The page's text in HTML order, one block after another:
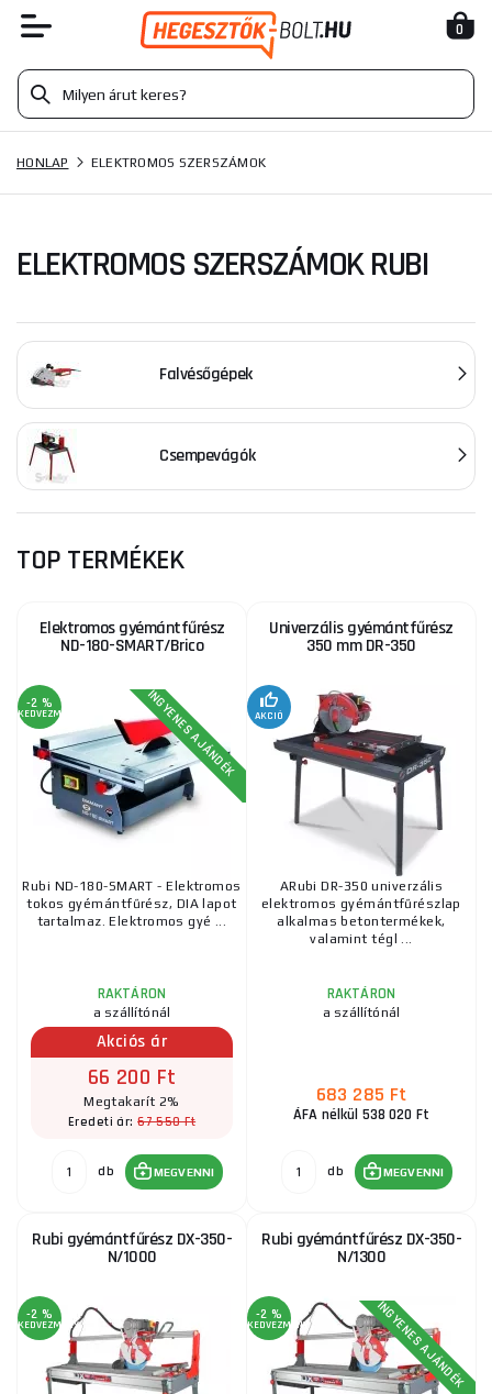
0
HONLAP ELEKTROMOS SZERSZÁMOK
ELEKTROMOS SZERSZÁMOK RUBI
Falvésőgépek
Csempevágók
TOP TERMÉKEK
Elektromos gyémántfűrész
ND-180-SMART/Brico
-2 %
KEDVEZMÉNY INGYENES AJÁNDÉK
Rubi ND-180-SMART - Elektromos
tokos gyémántfűrész, DIA lapot
tartalmaz. Elektromos gyé ...
RAKTÁRON
a szállítónál
Akciós ár
66 200 Ft
Megtakarít 2%
Eredeti ár:67 550 Ft
db MEGVENNI
Univerzális gyémántfűrész
350 mm DR-350
AKCIÓ
ARubi DR-350 univerzális
elektromos gyémántfűrészlap
alkalmas betontermékek,
valamint tégl ...
RAKTÁRON
a szállítónál
683 285 Ft
ÁFA nélkül 538 020 Ft
db MEGVENNI
Rubi gyémántfűrész DX-350-
N/1000
-2 %
KEDVEZMÉNY
Rubi gyémántfűrész DX-350-
N/1300
-2 %
KEDVEZMÉNY INGYENES AJÁNDÉK